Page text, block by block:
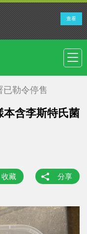
已勒令停售
本含李斯特氏菌
收藏 分享